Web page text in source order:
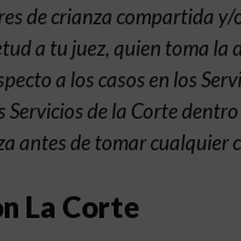
de crianza compartida
a tu juez, quien toma
a los casos en los
Servicios de la Corte
antes de tomar cualquier
La Corte